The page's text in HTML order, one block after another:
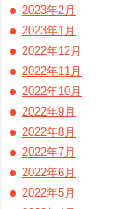
2023年2月
2023年1月
2022年12月
2022年11月
2022年10月
2022年9月
2022年8月
2022年7月
2022年6月
2022年5月